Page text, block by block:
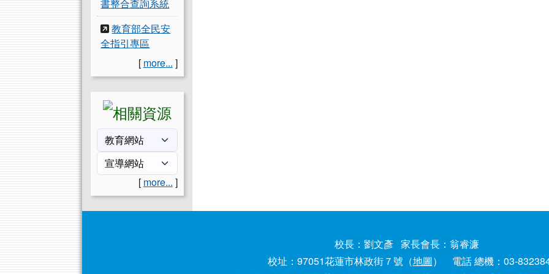
書整合查詢系統
教育部全民安
全指引專區
[ more... ]
[ more... ]
校長：劉文彥 家長會長：翁睿濂
校址：97051花蓮市林政街７號（地圖） 電話 總機：03-